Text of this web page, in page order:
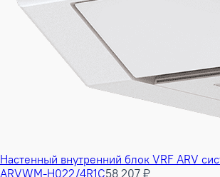
Настенный внутренний блок VRF ARV
ARVWM-H022/4R1C58 207 ₽